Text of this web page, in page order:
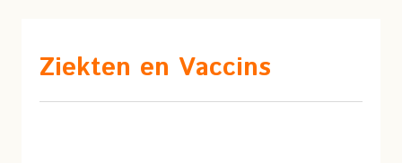
Ziekten en Vaccins